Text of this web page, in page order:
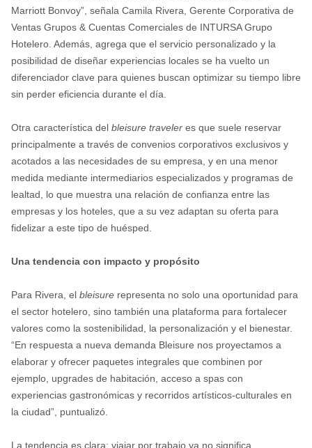
Marriott Bonvoy”, señala Camila Rivera, Gerente Corporativa de
Ventas Grupos & Cuentas Comerciales de INTURSA Grupo
Hotelero. Además, agrega que el servicio personalizado y la
posibilidad de diseñar experiencias locales se ha vuelto un
diferenciador clave para quienes buscan optimizar su tiempo libre
sin perder eficiencia durante el día.
Otra característica del bleisure traveleres que suele reservar
principalmente a través de convenios corporativos exclusivos y
acotados a las necesidades de su empresa, y en una menor
medida mediante intermediarios especializados y programas de
lealtad, lo que muestra una relación de confianza entre las
empresas y los hoteles, que a su vez adaptan su oferta para
fidelizar a este tipo de huésped.
Una tendencia con impacto y propósito
Para Rivera, el bleisurerepresenta no solo una oportunidad para
el sector hotelero, sino también una plataforma para fortalecer
valores como la sostenibilidad, la personalización y el bienestar.
“En respuesta a nueva demanda Bleisure nos proyectamos a
elaborar y ofrecer paquetes integrales que combinen por
ejemplo, upgrades de habitación, acceso a spas con
experiencias gastronómicas y recorridos artísticos-culturales en
la ciudad”, puntualizó.
La tendencia es clara: viajar por trabajo ya no significa